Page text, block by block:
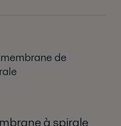
de
à spirale